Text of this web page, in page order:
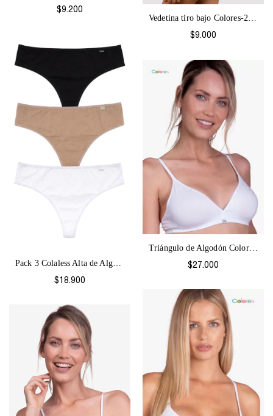
$9.200
Vedetina tiro bajo Colores-2065
$9.000
Pack 3 Colaless Alta de Algodón Colores-...
$18.900
Triángulo de Algodón Colores-1067
$27.000